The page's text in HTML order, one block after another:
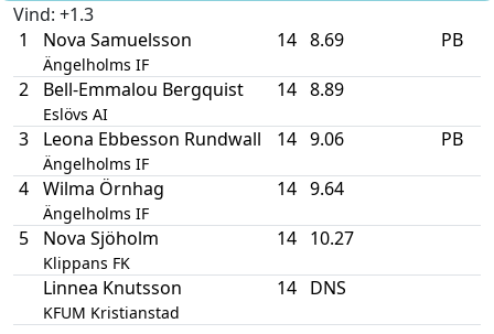
Vind: +1.3
1
Nova Samuelsson
Ängelholms IF
14 8.69 PB
2 Bell-Emmalou Bergquist
Eslövs AI
14 8.89
3 Leona Ebbesson Rundwall
Ängelholms IF
14 9.06 PB
4 Wilma Örnhag
Ängelholms IF
14 9.64
5 Nova Sjöholm
Klippans FK
14 10.27
Linnea Knutsson
KFUM Kristianstad
14 DNS